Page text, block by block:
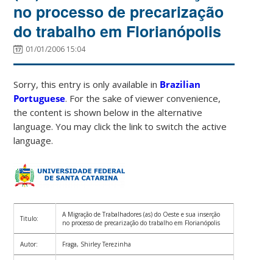
no processo de precarização
do trabalho em Florianópolis
01/01/2006 15:04
Sorry, this entry is only available in Brazilian
Portuguese. For the sake of viewer convenience,
the content is shown below in the alternative
language. You may click the link to switch the active
language.
Titulo:
A Migração de Trabalhadores (as) do Oeste e sua inserção
no processo de precarização do trabalho em Florianópolis
Autor: Fraga, Shirley Terezinha